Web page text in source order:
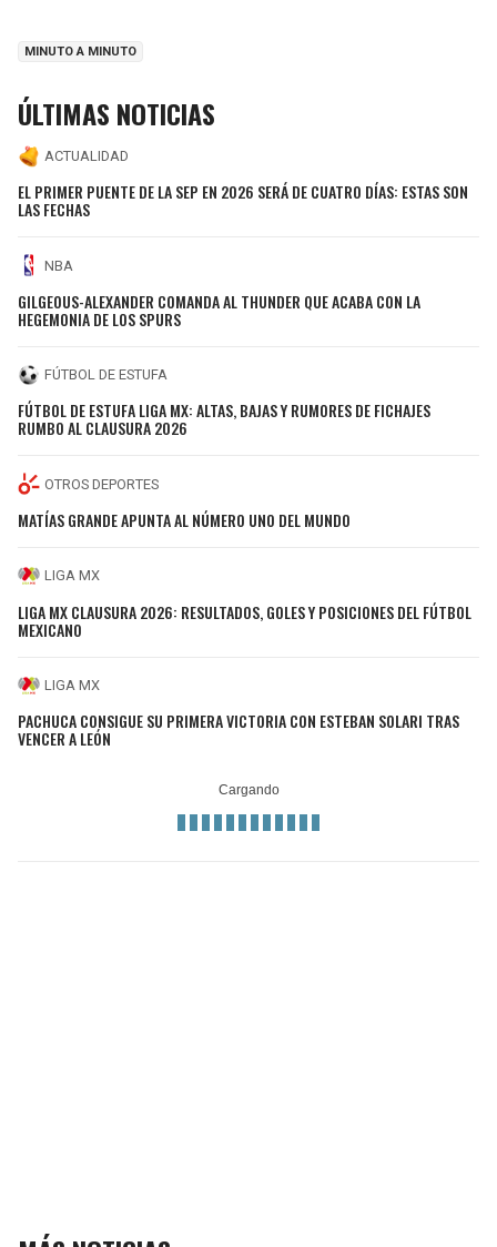
MINUTO A MINUTO
ÚLTIMAS NOTICIAS
ACTUALIDAD
EL PRIMER PUENTE DE LA SEP EN 2026 SERÁ DE CUATRO DÍAS: ESTAS SON
LAS FECHAS
NBA
GILGEOUS-ALEXANDER COMANDA AL THUNDER QUE ACABA CON LA
HEGEMONIA DE LOS SPURS
FÚTBOL DE ESTUFA
FÚTBOL DE ESTUFA LIGA MX: ALTAS, BAJAS Y RUMORES DE FICHAJES
RUMBO AL CLAUSURA 2026
OTROS DEPORTES
MATÍAS GRANDE APUNTA AL NÚMERO UNO DEL MUNDO
LIGA MX
LIGA MX CLAUSURA 2026: RESULTADOS, GOLES Y POSICIONES DEL FÚTBOL
MEXICANO
LIGA MX
PACHUCA CONSIGUE SU PRIMERA VICTORIA CON ESTEBAN SOLARI TRAS
VENCER A LEÓN